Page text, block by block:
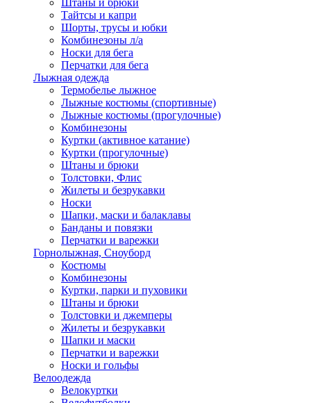
Штаны и брюки
Тайтсы и капри
Шорты, трусы и юбки
Комбинезоны л/а
Носки для бега
Перчатки для бега
Лыжная одежда
Термобелье лыжное
Лыжные костюмы (спортивные)
Лыжные костюмы (прогулочные)
Комбинезоны
Куртки (активное катание)
Куртки (прогулочные)
Штаны и брюки
Толстовки, Флис
Жилеты и безрукавки
Носки
Шапки, маски и балаклавы
Банданы и повязки
Перчатки и варежки
Горнолыжная, Сноуборд
Костюмы
Комбинезоны
Куртки, парки и пуховики
Штаны и брюки
Толстовки и джемперы
Жилеты и безрукавки
Шапки и маски
Перчатки и варежки
Носки и гольфы
Велоодежда
Велокуртки